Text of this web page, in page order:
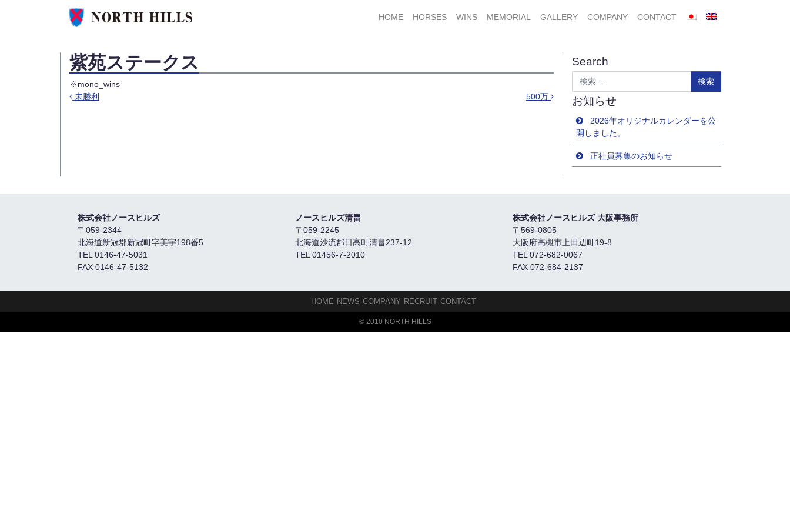
HOME
HORSES WINS MEMORIAL GALLERY COMPANY CONTACT
紫苑ステークス
※mono_wins
未勝利 500万
Search
検索
お知らせ
2026年オリジナルカレンダーを公
開しました。
正社員募集のお知らせ
株式会社ノースヒルズ
〒059-2344
北海道新冠郡新冠町字美宇198番5
TEL 0146-47-5031
FAX 0146-47-5132
ノースヒルズ清畠
〒059-2245
北海道沙流郡日高町清畠237-12
TEL 01456-7-2010
株式会社ノースヒルズ 大阪事務所
〒569-0805
大阪府高槻市上田辺町19-8
TEL 072-682-0067
FAX 072-684-2137
HOME NEWS COMPANY RECRUIT CONTACT
© 2010 NORTH HILLS